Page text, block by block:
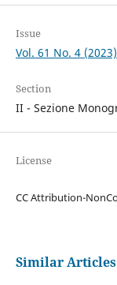
Issue
Vol. 61 No. 4
Section
II - Sezione
License
CC Attribution-
Similar Articles